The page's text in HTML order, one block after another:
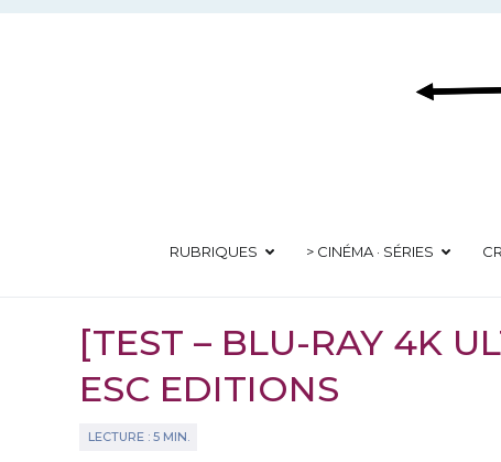
Aller
RUBRIQUES > CINÉMA · SÉRIES
[TEST – BLU-RAY 4K
ESC EDITIONS